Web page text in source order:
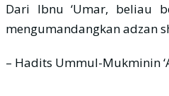
Dari Ibnu ‘Umar, beliau